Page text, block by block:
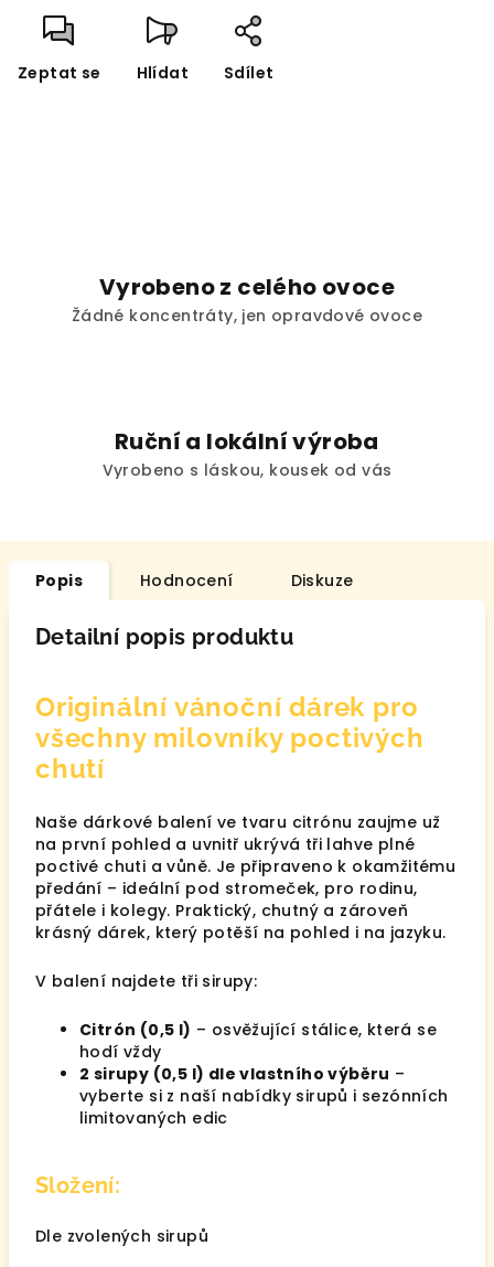
Zeptat se Hlídat Sdílet
Vyrobeno z celého ovoce
Žádné koncentráty, jen opravdové ovoce
Ruční a lokální výroba
Vyrobeno s láskou, kousek od vás
Popis Hodnocení Diskuze
Detailní popis produktu
Originální vánoční dárek pro
všechny milovníky poctivých
chutí
Naše dárkové balení ve tvaru citrónu zaujme už
na první pohled a uvnitř ukrývá tři lahve plné
poctivé chuti a vůně. Je připraveno k okamžitému
předání – ideální pod stromeček, pro rodinu,
přátele i kolegy. Praktický, chutný a zároveň
krásný dárek, který potěší na pohled i na jazyku.
V balení najdete tři sirupy:
Citrón (0,5 l) – osvěžující stálice, která se
hodí vždy
2 sirupy (0,5 l) dle vlastního výběru –
vyberte si z naší nabídky sirupů i sezónních
limitovaných edic
Složení:
Dle zvolených sirupů